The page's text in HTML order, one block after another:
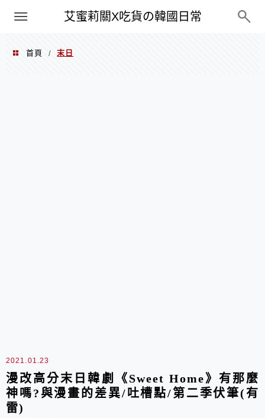
艾蜜莉關X吃貨の韓國日常
PXN
首頁 / 末日
2021.01.23
漫改高分末日韓劇《Sweet Home》有那麼
神嗎?與漫畫的差異/吐槽點/第二季伏筆(有
雷)